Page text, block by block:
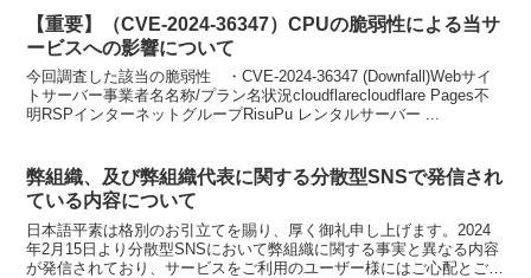
【重要】（CVE-2024-36347）CPUの脆弱性による当サ
ービスへの影響について
今回調査した該当の脆弱性 ・CVE-2024-36347 (Downfall)Webサイ
トサーバー事業者名名称/プラン名状況cloudflarecloudflare Pages不
明RSPインターネットグループRisuPu レンタルサーバー ...
弊組織、及び弊組織代表に関する分散型SNSで発信され
ている内容について
日本語平素は格別のお引立てを賜り、厚く御礼申し上げます。2024
年2月15日より分散型SNSにおいて弊組織に関する事実と異なる内容
が発信されており、サービスをご利用のユーザー様にはご心配とご迷